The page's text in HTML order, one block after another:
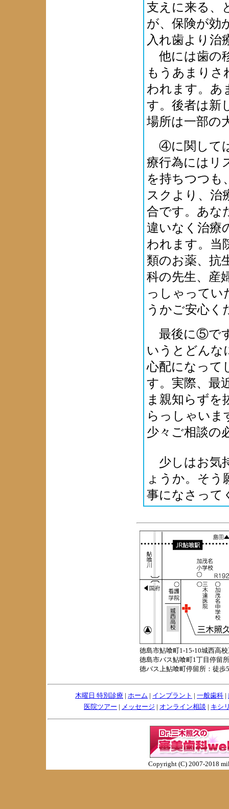
支えに来る、
が、保険が効
入れ歯より治
他には歯の
もうあまりさ
われます。あ
す。後者は新
場所は一部の
④に関して
療行為にはリ
を持ちつつも
スクより、治
合です。あな
違いなく治療
われます。当
類のお薬、抗
科の先生、産
っしゃってい
うかご安心く
最後に⑤で
いうとどんな
心配になって
す。実際、最
ま親知らずを
らっしゃいま
少々ご相談の
少しはお気
ょうか。そう
事になさって
徳島市鮎喰町1-15-10城西高
徳島市バス鮎喰町1丁目停留
徳バス上鮎喰町停留所：徒歩
木曜日 特別診療 | ホーム | インプラント | 一般歯科 |
医院ツアー | メッセージ | オンライン相談 | キシ
Copyright (C) 2007-2018